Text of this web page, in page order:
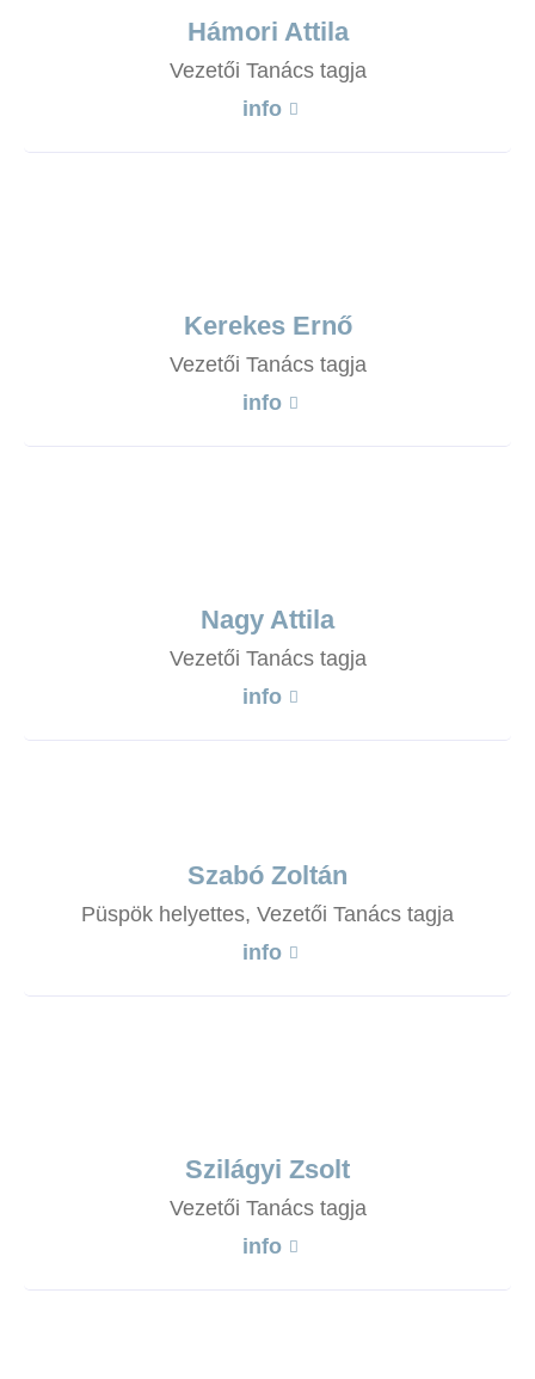
Hámori Attila
Vezetői Tanács tagja
info
Kerekes Ernő
Vezetői Tanács tagja
info
Nagy Attila
Vezetői Tanács tagja
info
Szabó Zoltán
Püspök helyettes, Vezetői Tanács tagja
info
Szilágyi Zsolt
Vezetői Tanács tagja
info